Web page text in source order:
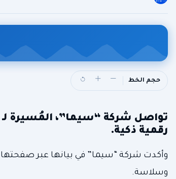
حجم الخط
تواصل شركة “سيما”، المُسيرة لـ
رقمية ذكية.
وأكدت شركة “سيما” في بيانها عبر صفحتها
وسلاسة.